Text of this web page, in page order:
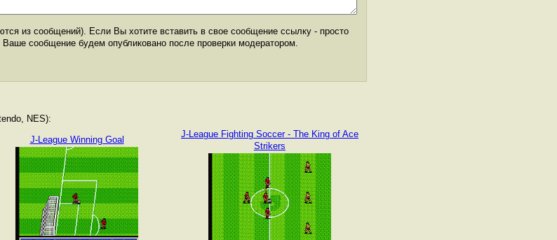
из сообщений). Если Вы хотите вставить в свое сообщение ссылку - просто
сообщение будем опубликовано после проверки модератором.
NES):
J-League Winning Goal
J-League Fighting Soccer - The King of Ace
Strikers